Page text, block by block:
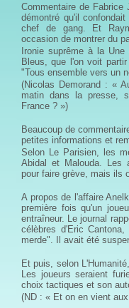
Commentaire de
démontré qu'il
chef de gang. Et
occasion de montrer du
Ironie suprême à la
Bleus, que l'on voit
"Tous ensemble vers un
(Nicolas Demorand : «
matin dans la presse,
France ? »)
Beaucoup de
petites informations et
Selon Le Parisien, les
Abidal et Malouda. Les
pour faire grève, mais ils
A propos de l'affaire
première fois qu'un
entraîneur. Le journal
célèbres d'Eric
merde". Il avait été
Et puis, selon
Les joueurs seraient
choix tactiques et son
(ND : « Et on en vient aux